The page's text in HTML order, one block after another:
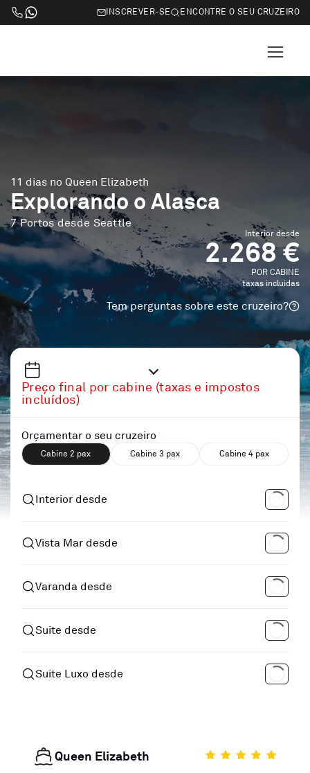
INSCREVER-SE ENCONTRE O SEU CRUZEIRO
11 dias no Queen Elizabeth
Explorando o Alasca
7 Portos desde Seattle
Interior desde
2.268 €
POR CABINE
taxas incluidas
Tem perguntas sobre este cruzeiro?
Preço final por cabine (taxas e impostos
incluídos)
Orçamentar o seu cruzeiro
Cabine 2 pax Cabine 3 pax Cabine 4 pax
Interior desde
Vista Mar desde
Varanda desde
Suite desde
Suite Luxo desde
Queen Elizabeth